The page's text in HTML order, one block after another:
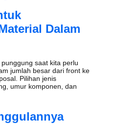
Dalam
saat kita perlu
jumlah besar dari front ke
Pilihan jenis
umur komponen, dan